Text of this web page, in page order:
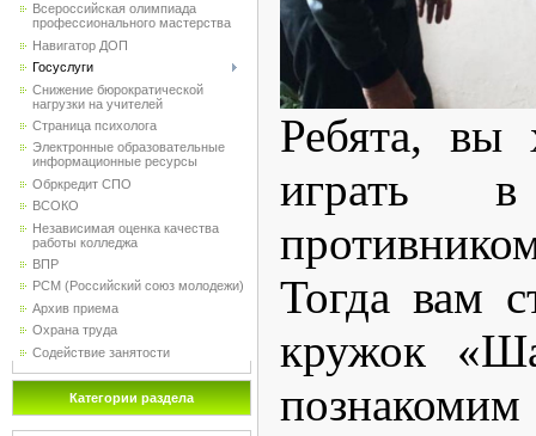
Всероссийская олимпиада
профессионального мастерства
Навигатор ДОП
Госуслуги
Снижение бюрократической
нагрузки на учителей
Страница психолога
Электронные образовательные
информационные ресурсы
Обркредит СПО
ВСОКО
Независимая оценка качества
работы колледжа
ВПР
РСМ (Российский союз молодежи)
Архив приема
Охрана труда
Содействие занятости
Категории раздела
Ребята, вы
играть
Тогда вам
кружок